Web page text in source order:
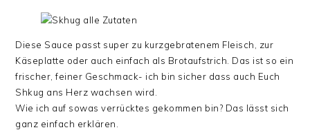
Diese Sauce passt super zu kurzgebratenem Fleisch, zur
Käseplatte oder auch einfach als Brotaufstrich. Das ist so ein
frischer, feiner Geschmack- ich bin sicher dass auch Euch
Shkug ans Herz wachsen wird.
Wie ich auf sowas verrücktes gekommen bin? Das lässt sich
ganz einfach erklären.